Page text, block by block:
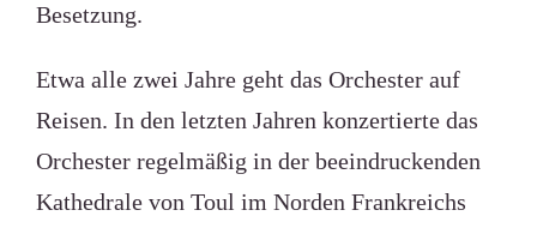
Besetzung.
Etwa alle zwei Jahre geht das Orchester auf
Reisen. In den letzten Jahren konzertierte das
Orchester regelmäßig in der beeindruckenden
Kathedrale von Toul im Norden Frankreichs